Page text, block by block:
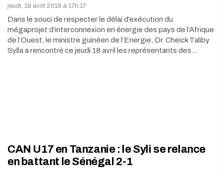
jeudi, 18 avril 2019 à 17h:17
Dans le souci de respecter le délai d’exécution du
mégaprojet d’interconnexion en énergie des pays de l’Afrique
de l’Ouest, le ministre guinéen de l’Energie, Dr. Cheick Taliby
Sylla a rencontré ce jeudi 18 avril les représentants des…
CAN U17 en Tanzanie : le Syli se relance
en battant le Sénégal 2-1